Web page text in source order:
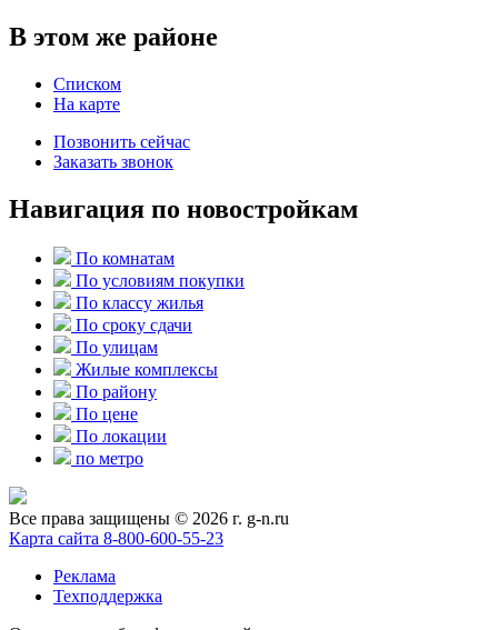
В этом же районе
Списком
На карте
Позвонить сейчас
Заказать звонок
Навигация по новостройкам
По комнатам
По условиям покупки
По классу жилья
По сроку сдачи
По улицам
Жилые комплексы
По району
По цене
По локации
по метро
Все права защищены © 2026 г. g-n.ru
Карта сайта 8-800-600-55-23
Реклама
Техподдержка